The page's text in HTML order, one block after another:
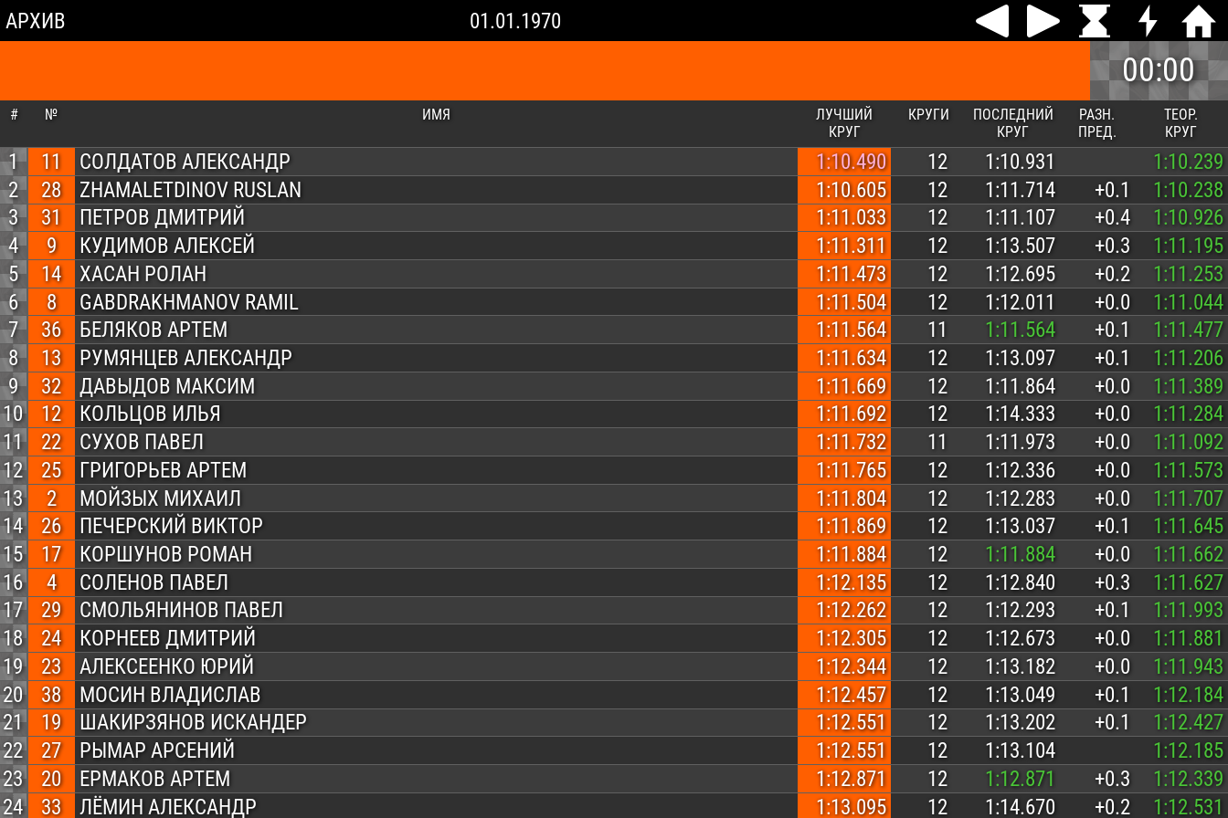
АРХИВ 01.01.1970
00:00
# № ИМЯ
ЛУЧШИЙ
КРУГ
КРУГИ
ПОСЛЕДНИЙ
КРУГ
РАЗН.
ПРЕД.
ТЕОР.
КРУГ
1 11 СОЛДАТОВ АЛЕКСАНДР 1:10.490 12 1:10.931
1:10.239
2
28 ZHAMALETDINOV RUSLAN 1:10.605 12 1:11.714 +0.1
1:10.238
3
31 ПЕТРОВ ДМИТРИЙ 1:11.033 12 1:11.107 +0.4
1:10.926
4
9 КУДИМОВ АЛЕКСЕЙ 1:11.311 12 1:13.507 +0.3
1:11.195
5
14 ХАСАН РОЛАН 1:11.473 12 1:12.695 +0.2
1:11.253
6
8 GABDRAKHMANOV RAMIL 1:11.504 12 1:12.011 +0.0
1:11.044
7
36 БЕЛЯКОВ АРТЕМ 1:11.564 11 1:11.564 +0.1
1:11.477
8
13 РУМЯНЦЕВ АЛЕКСАНДР 1:11.634 12 1:13.097 +0.1
1:11.206
9
32 ДАВЫДОВ МАКСИМ 1:11.669 12 1:11.864 +0.0
1:11.389
10
12 КОЛЬЦОВ ИЛЬЯ 1:11.692 12 1:14.333 +0.0
1:11.284
11
22 СУХОВ ПАВЕЛ 1:11.732 11 1:11.973 +0.0
1:11.092
12
25 ГРИГОРЬЕВ АРТЕМ 1:11.765 12 1:12.336 +0.0
1:11.573
13
2 МОЙЗЫХ МИХАИЛ 1:11.804 12 1:12.283 +0.0
1:11.707
14
26 ПЕЧЕРСКИЙ ВИКТОР 1:11.869 12 1:13.037 +0.1
1:11.645
15
17 КОРШУНОВ РОМАН 1:11.884 12 1:11.884 +0.0
1:11.662
16
4 СОЛЕНОВ ПАВЕЛ 1:12.135 12 1:12.840 +0.3
1:11.627
17
29 СМОЛЬЯНИНОВ ПАВЕЛ 1:12.262 12 1:12.293 +0.1
1:11.993
18
24 КОРНЕЕВ ДМИТРИЙ 1:12.305 12 1:12.673 +0.0
1:11.881
19
23 АЛЕКСЕЕНКО ЮРИЙ 1:12.344 12 1:13.182 +0.0
1:11.943
20
38 МОСИН ВЛАДИСЛАВ 1:12.457 12 1:13.049 +0.1
1:12.184
21
19 ШАКИРЗЯНОВ ИСКАНДЕР 1:12.551 12 1:13.202 +0.1
1:12.427
22
27 РЫМАР АРСЕНИЙ 1:12.551 12 1:13.104
1:12.185
23
20 ЕРМАКОВ АРТЕМ 1:12.871 12 1:12.871 +0.3
1:12.339
24
33 ЛЁМИН АЛЕКСАНДР 1:13.095 12 1:14.670 +0.2 1:12.531